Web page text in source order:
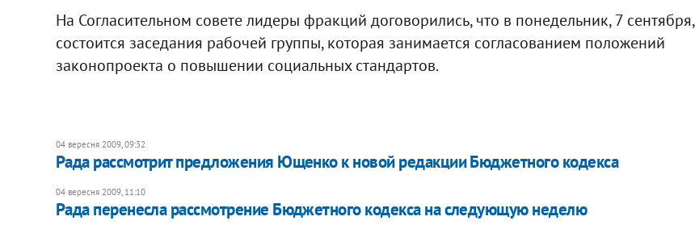
На Согласительном совете лидеры фракций договорились, что в понедельник, 7 сентября,
состоится заседания рабочей группы, которая занимается согласованием положений
законопроекта о повышении социальных стандартов.
04 вересня 2009, 09:32
Рада рассмотрит предложения Ющенко к новой редакции Бюджетного кодекса
04 вересня 2009, 11:10
Рада перенесла рассмотрение Бюджетного кодекса на следующую неделю